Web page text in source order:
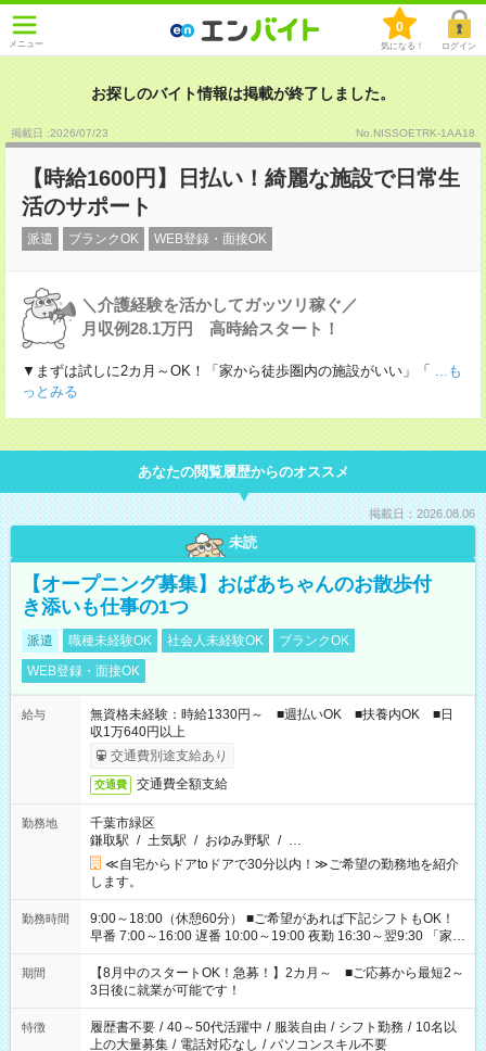
メニュー
0
気になる！ ログイン
お探しのバイト情報は掲載が終了しました。
掲載日 :2026/07/23 No.NISSOETRK-1AA18
【時給1600円】日払い！綺麗な施設で日常生
活のサポート
派遣 ブランクOK WEB登録・面接OK
＼介護経験を活かしてガッツリ稼ぐ／
月収例28.1万円 高時給スタート！
▼まずは試しに2カ月～OK！「家から徒歩圏内の施設がいい」「 ...も
っとみる
あなたの閲覧履歴からのオススメ
掲載日：2026.08.06
未読
【オープニング募集】おばあちゃんのお散歩付
き添いも仕事の1つ
派遣 職種未経験OK 社会人未経験OK
ブランクOK
WEB登録・面接OK
給与
無資格未経験：時給1330円～ ■週払いOK ■扶養内OK ■日
収1万640円以上
交通費別途支給あり
交通費 交通費全額支給
勤務地
千葉市緑区
鎌取駅 / 土気駅 / おゆみ野駅 / …
≪自宅からドアtoドアで30分以内！≫ご希望の勤務地を紹介
します。
勤務時間
9:00～18:00（休憩60分） ■ご希望があれば下記シフトもOK！
早番 7:00～16:00 遅番 10:00～19:00 夜勤 16:30～翌9:30 「家族
と休みを合わせたい」 「余裕を持って夕飯の準備がしたい」
「できれば残業はしたくない」 など、ご希望を教えてください
ね。 ※Wワーク希望の方へ 今ご覧のお仕事で希望する勤務時間
と、もう1つのお仕事の勤務時間。 合計で週40時間を超える場
合は応募できません。
期間
【8月中のスタートOK！急募！】2カ月～ ■ご応募から最短2～
3日後に就業が可能です！
特徴 履歴書不要 / 40～50代活躍中 / 服装自由 / シフト勤務 / 10名以
上の大量募集 / 電話対応なし / パソコンスキル不要